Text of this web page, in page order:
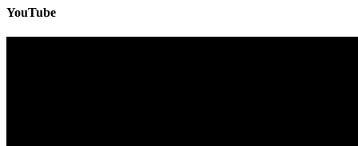
YouTube